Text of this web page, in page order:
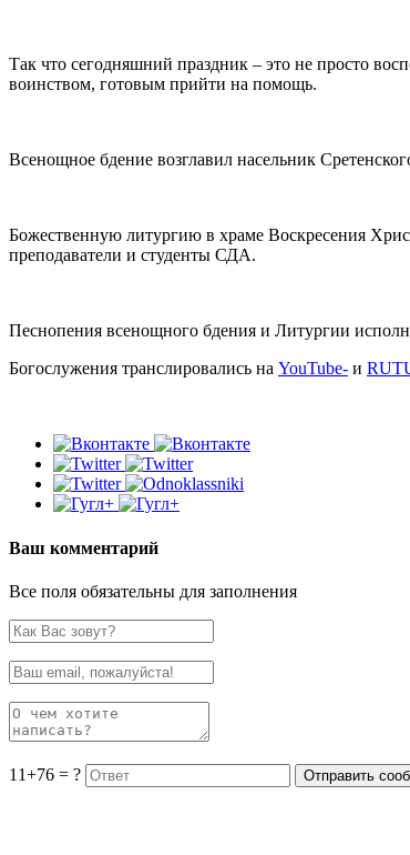
Так что сегодняшний праздник – это не просто
воинством, готовым прийти на помощь.
Всенощное бдение возглавил насельник
Божественную литургию в храме Воскресения
преподаватели и студенты СДА.
Песнопения всенощного бдения и Литургии
Богослужения транслировались на YouTube- и
Ваш комментарий
Все поля обязательны для заполнения
11+76 = ?